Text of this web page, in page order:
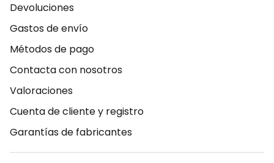
Devoluciones
Gastos de envío
Métodos de pago
Contacta con nosotros
Valoraciones
Cuenta de cliente y registro
Garantías de fabricantes